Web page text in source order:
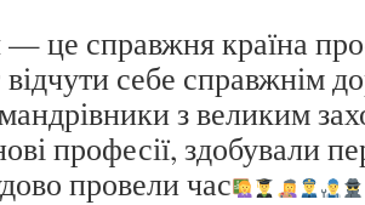
— це справжня країна
себе справжнім
з великим
професії, здобували
провели час